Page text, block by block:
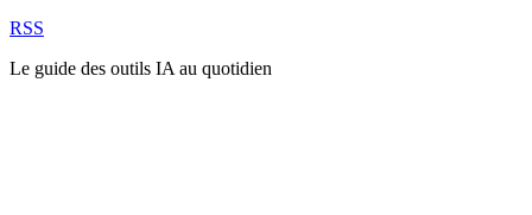
RSS
Le guide des outils IA au quotidien